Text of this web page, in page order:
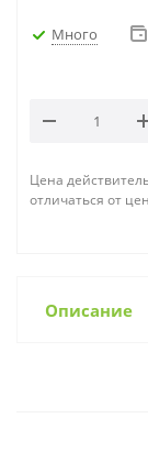
Много
Цена
отличаться от
Описание